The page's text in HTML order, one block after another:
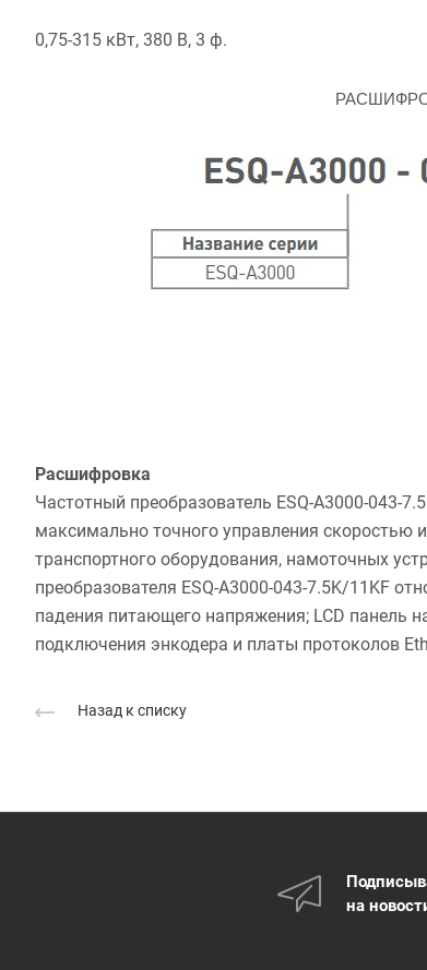
0,75-315 кВт, 380 В, 3 ф.
Расшифровка
Частотный преобразователь ESQ-A3000-043-
максимально точного управления
транспортного оборудования, намоточных
преобразователя ESQ-A3000-043-7.5K/11KF
падения питающего напряжения; LCD панель
подключения энкодера и платы протоколов
Назад к списку
на